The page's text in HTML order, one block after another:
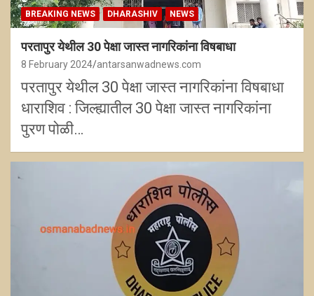
BREAKING NEWS DHARASHIV NEWS
परतापुर येथील 30 पेक्षा जास्त नागरिकांना विषबाधा
8 February 2024 antarsanwadnews.com
परतापुर येथील 30 पेक्षा जास्त नागरिकांना विषबाधा
धाराशिव : जिल्ह्यातील 30 पेक्षा जास्त नागरिकांना
पुरण पोळी…